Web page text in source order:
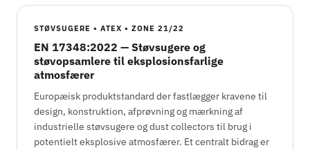
STØVSUGERE • ATEX • ZONE 21/22
EN 17348:2022 — Støvsugere og
støvopsamlere til eksplosionsfarlige
atmosfærer
Europæisk produktstandard der fastlægger kravene til
design, konstruktion, afprøvning og mærkning af
industrielle støvsugere og dust collectors til brug i
potentielt eksplosive atmosfærer. Et centralt bidrag er